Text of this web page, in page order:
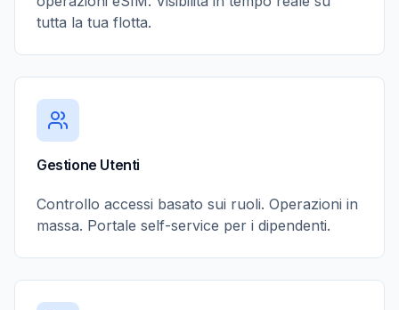
tutta la tua flotta.
Gestione Utenti
Controllo accessi basato sui ruoli. Operazioni in
massa. Portale self-service per i dipendenti.